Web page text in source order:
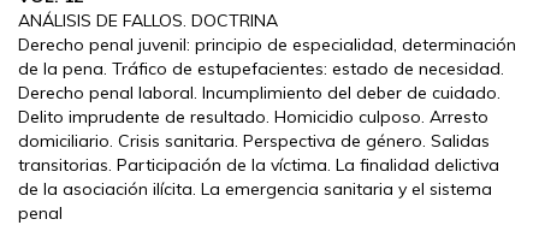
ANÁLISIS DE FALLOS. DOCTRINA
Derecho penal juvenil: principio de especialidad, determinación
de la pena. Tráfico de estupefacientes: estado de necesidad.
Derecho penal laboral. Incumplimiento del deber de cuidado.
Delito imprudente de resultado. Homicidio culposo. Arresto
domiciliario. Crisis sanitaria. Perspectiva de género. Salidas
transitorias. Participación de la víctima. La finalidad delictiva
de la asociación ilícita. La emergencia sanitaria y el sistema
penal